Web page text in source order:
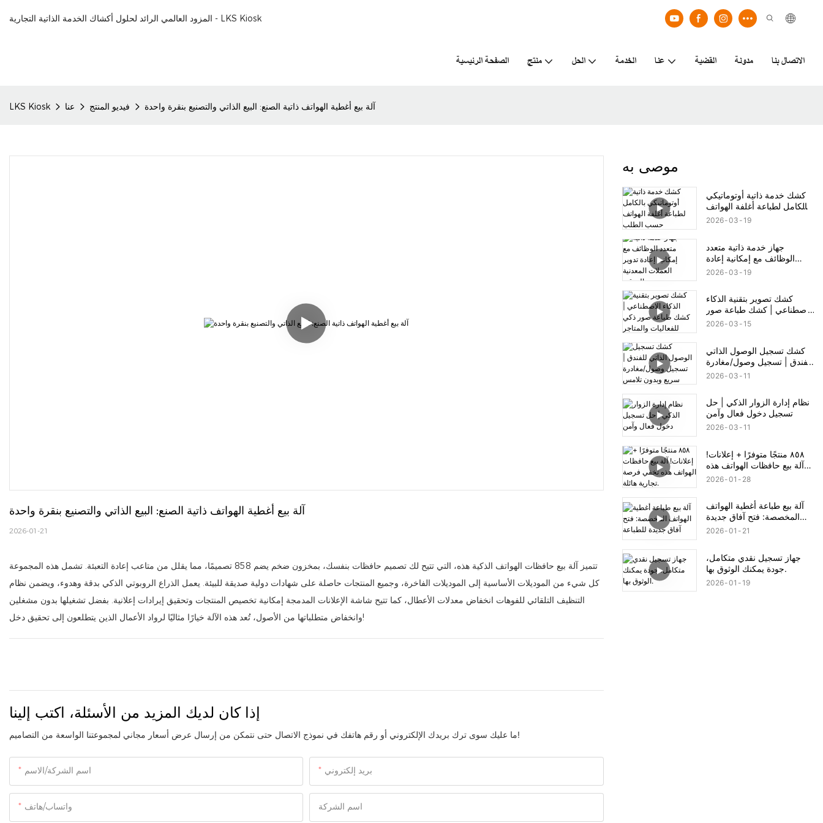
المزود العالمي الرائد لحلول أكشاك الخدمة الذاتية التجارية - LKS Kiosk
الصفحة الرئيسية منتج الحل الخدمة عنا القضية مدونة الاتصال بنا
LKS Kiosk عنا فيديو المنتج آلة بيع أغطية الهواتف ذاتية الصنع: البيع الذاتي والتصنيع بنقرة واحدة
آلة بيع أغطية الهواتف ذاتية الصنع: البيع الذاتي والتصنيع بنقرة واحدة
2026-01-21
تتميز آلة بيع حافظات الهواتف الذكية هذه، التي تتيح لك تصميم حافظات بنفسك، بمخزون ضخم يضم 858 تصميمًا، مما يقلل من متاعب إعادة التعبئة. تشمل هذه المجموعة
كل شيء من الموديلات الأساسية إلى الموديلات الفاخرة، وجميع المنتجات حاصلة على شهادات دولية صديقة للبيئة. يعمل الذراع الروبوتي الذكي بدقة وهدوء، ويضمن نظام
التنظيف التلقائي للفوهات انخفاض معدلات الأعطال، كما تتيح شاشة الإعلانات المدمجة إمكانية تخصيص المنتجات وتحقيق إيرادات إعلانية. بفضل تشغيلها بدون مشغلين
وانخفاض متطلباتها من الأصول، تُعد هذه الآلة خيارًا مثاليًا لرواد الأعمال الذين يتطلعون إلى تحقيق دخل!
إذا كان لديك المزيد من الأسئلة، اكتب إلينا
ما عليك سوى ترك بريدك الإلكتروني أو رقم هاتفك في نموذج الاتصال حتى نتمكن من إرسال عرض أسعار مجاني لمجموعتنا الواسعة من التصاميم!
اسم الشركة/الاسم بريد إلكتروني
واتساب/هاتف اسم الشركة
موصى به
كشك خدمة ذاتية أوتوماتيكي
بالكامل لطباعة أغلفة الهواتف
حسب الطلب
2026 03 19
جهاز خدمة ذاتية متعدد
الوظائف مع إمكانية إعادة
تدوير العملات المعدنية
2026 03 19
كشك تصوير بتقنية الذكاء
الاصطناعي | كشك طباعة صور
ذكي للفعاليات والمتاجر
2026 03 15
كشك تسجيل الوصول الذاتي
للفندق | تسجيل وصول/مغادرة
سريع وبدون تلامس
2026 03 11
نظام إدارة الزوار الذكي | حل
تسجيل دخول فعال وآمن
2026 03 11
٨٥٨ منتجًا متوفرًا + إعلانات!
آلة بيع حافظات الهواتف هذه
2026 01 28
آلة بيع طباعة أغطية الهواتف
المخصصة: فتح آفاق جديدة
للطباعة
2026 01 21
جهاز تسجيل نقدي متكامل،
جودة يمكنك الوثوق بها.
2026 01 19